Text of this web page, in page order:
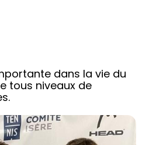
dans la vie du
tous niveaux de